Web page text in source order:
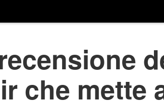
che mette